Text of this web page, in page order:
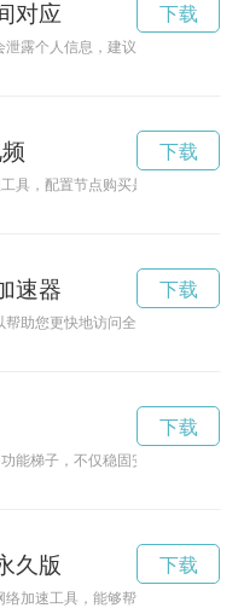
对应
露个人信息，建议不要实名注册以
下载
具，配置节点购买是使用过程中
下载
速器
助您更快地访问全球网络，体验
下载
能梯子，不仅稳固安全，而且在
下载
久版
加速工具，能够帮助用户解决网
下载